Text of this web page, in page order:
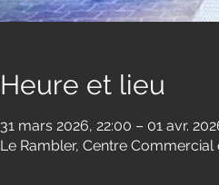
Heure et lieu
31 mars 2026, 22:00 – 01 avr.
Le Rambler, Centre